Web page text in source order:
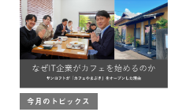
今月のトピックス